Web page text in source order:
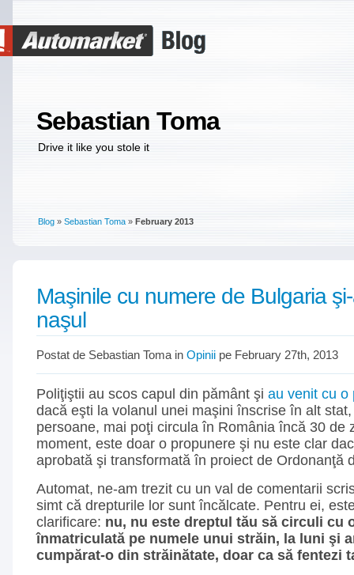
Sebastian Toma
Drive it like you stole it
Blog » Sebastian Toma » February 2013
Maşinile cu numere de Bulgaria
naşul
Postat de Sebastian Toma in Opinii pe February 27th, 2013
Poliţiştii au scos capul din pământ şi au venit cu o
dacă eşti la volanul unei maşini înscrise în alt
persoane, mai poţi circula în România încă 30 de
moment, este doar o propunere şi nu este clar
aprobată şi transformată în proiect de Ordonanţă
Automat, ne-am trezit cu un val de comentarii
simt că drepturile lor sunt încălcate. Pentru ei,
clarificare: nu, nu este dreptul tău să circuli cu
înmatriculată pe numele unui străin, la luni şi
cumpărat-o din străinătate, doar ca să fentezi